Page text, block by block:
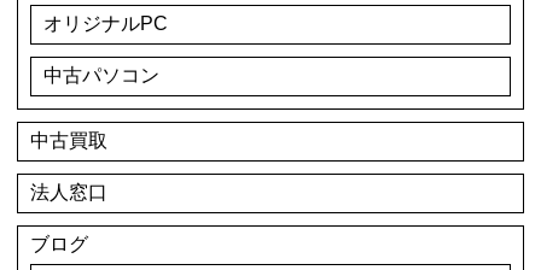
オリジナルPC
中古パソコン
中古買取
法人窓口
ブログ